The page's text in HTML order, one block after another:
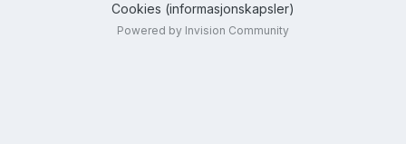
Cookies (informasjonskapsler)
Powered by Invision Community